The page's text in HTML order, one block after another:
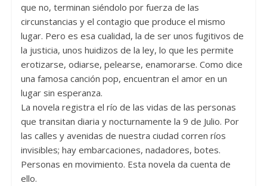
que no, terminan siéndolo por fuerza de las
circunstancias y el contagio que produce el mismo
lugar. Pero es esa cualidad, la de ser unos fugitivos de
la justicia, unos huidizos de la ley, lo que les permite
erotizarse, odiarse, pelearse, enamorarse. Como dice
una famosa canción pop, encuentran el amor en un
lugar sin esperanza.
La novela registra el río de las vidas de las personas
que transitan diaria y nocturnamente la 9 de Julio. Por
las calles y avenidas de nuestra ciudad corren ríos
invisibles; hay embarcaciones, nadadores, botes.
Personas en movimiento. Esta novela da cuenta de
ello.